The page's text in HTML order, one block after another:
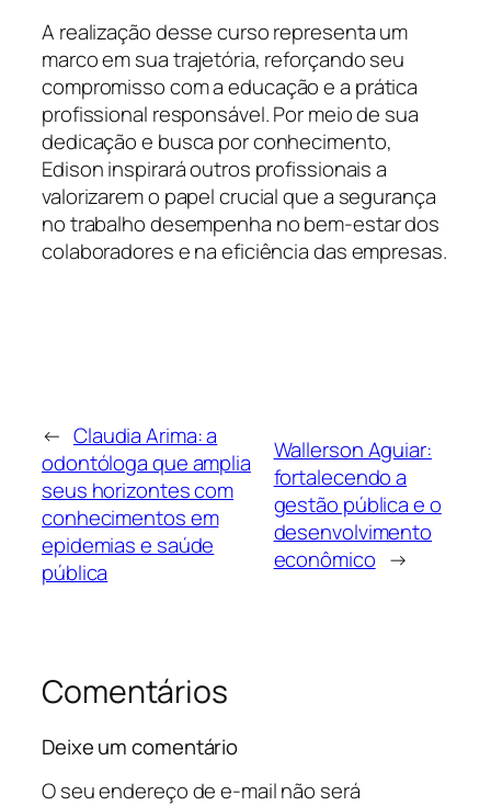
A realização desse curso representa um
marco em sua trajetória, reforçando seu
compromisso com a educação e a prática
profissional responsável. Por meio de sua
dedicação e busca por conhecimento,
Edison inspirará outros profissionais a
valorizarem o papel crucial que a segurança
no trabalho desempenha no bem-estar dos
colaboradores e na eficiência das empresas.
← Claudia Arima: a
odontóloga que amplia
seus horizontes com
conhecimentos em
epidemias e saúde
pública
Wallerson Aguiar:
fortalecendo a
gestão pública e o
desenvolvimento
econômico →
Comentários
Deixe um comentário
O seu endereço de e-mail não será